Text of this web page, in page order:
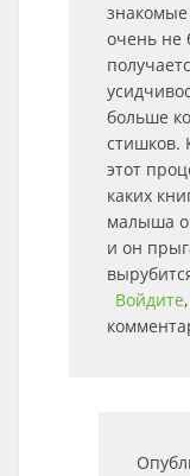
очень не
больше
стишков.
этот
каких
малыша
и он
Войдите